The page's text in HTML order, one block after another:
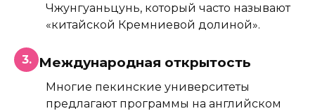
Чжунгуаньцунь, который часто называют
«китайской Кремниевой долиной».
3. Международная открытость
Многие пекинские университеты
предлагают программы на английском